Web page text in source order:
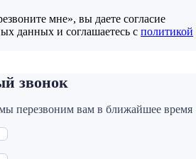
мне», вы даете согласие
данных и соглашаетесь c политикой
звонок
перезвоним вам в ближайшее время